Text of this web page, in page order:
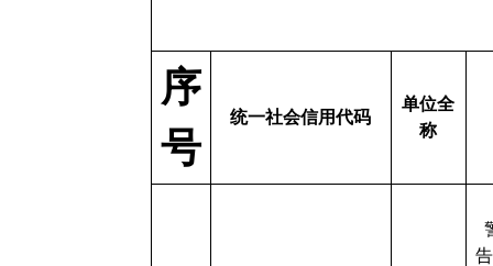
序
号
统一社会信用代码
单位全
称